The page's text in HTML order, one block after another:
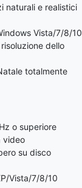
naturali e realistici
Vista/7/8/10
dello
totalmente
o superiore
video
su disco
Vista/7/8/10